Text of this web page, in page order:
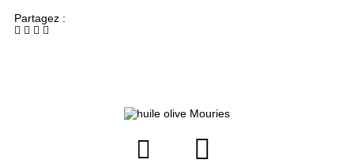
Partagez :